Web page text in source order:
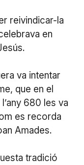
reivindicar-la
en
va intentar
que en el
680 les va
es recorda
Amades.
tradició